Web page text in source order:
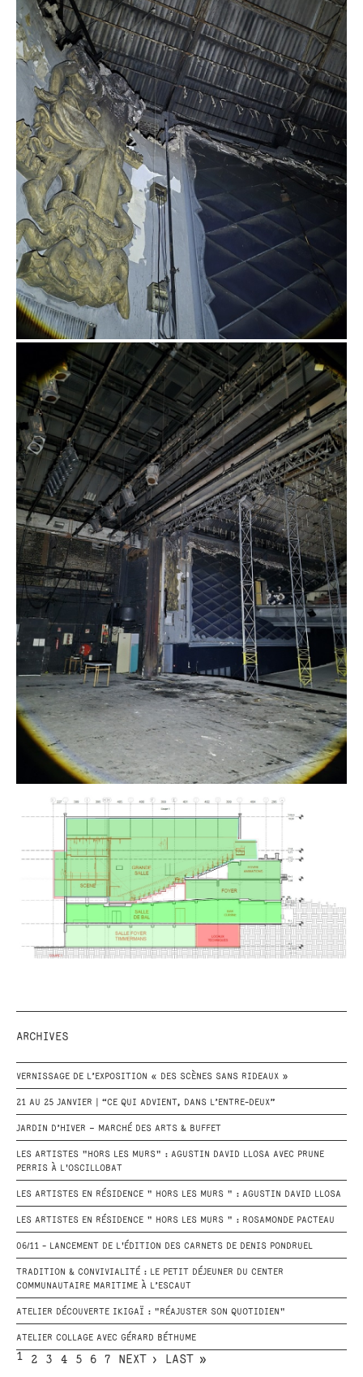
ARCHIVES
VERNISSAGE DE L’EXPOSITION « DES SCÈNES SANS RIDEAUX »
21 AU 25 JANVIER | “CE QUI ADVIENT, DANS L’ENTRE-DEUX”
JARDIN D’HIVER – MARCHÉ DES ARTS & BUFFET
LES ARTISTES "HORS LES MURS" : AGUSTIN DAVID LLOSA AVEC PRUNE
PERRIS À L'OSCILLOBAT
LES ARTISTES EN RÉSIDENCE " HORS LES MURS " : AGUSTIN DAVID LLOSA
LES ARTISTES EN RÉSIDENCE " HORS LES MURS " : ROSAMONDE PACTEAU
06/11 - LANCEMENT DE L'ÉDITION DES CARNETS DE DENIS PONDRUEL
TRADITION & CONVIVIALITÉ : LE PETIT DÉJEUNER DU CENTER
COMMUNAUTAIRE MARITIME À L’ESCAUT
ATELIER DÉCOUVERTE IKIGAÏ : "RÉAJUSTER SON QUOTIDIEN"
ATELIER COLLAGE AVEC GÉRARD BÉTHUME
1 2 3 4 5 6 7 NEXT › LAST »